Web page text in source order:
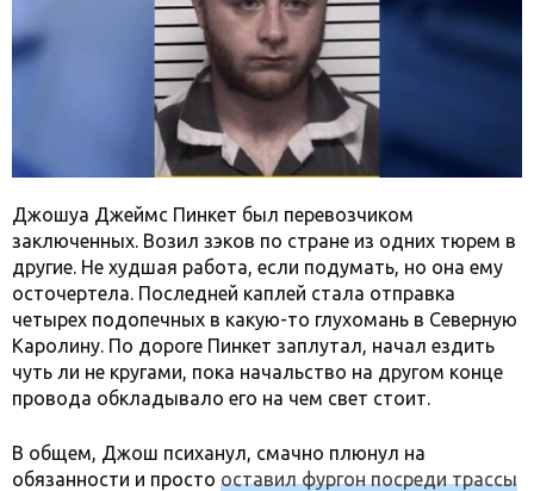
Джошуа Джеймс Пинкет был перевозчиком
заключенных. Возил зэков по стране из одних тюрем в
другие. Не худшая работа, если подумать, но она ему
осточертела. Последней каплей стала отправка
четырех подопечных в какую-то глухомань в Северную
Каролину. По дороге Пинкет заплутал, начал ездить
чуть ли не кругами, пока начальство на другом конце
провода обкладывало его на чем свет стоит.
В общем, Джош психанул, смачно плюнул на
обязанности и просто оставил фургон посреди трассы